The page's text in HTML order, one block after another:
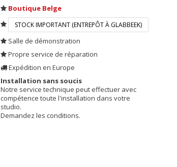
Boutique Belge
STOCK IMPORTANT (ENTREPÔT À GLABBEEK)
Salle de démonstration
Propre service de réparation
Expédition en Europe
Installation sans soucis
Notre service technique peut effectuer avec
compétence toute l'installation dans votre
studio.
Demandez les conditions.